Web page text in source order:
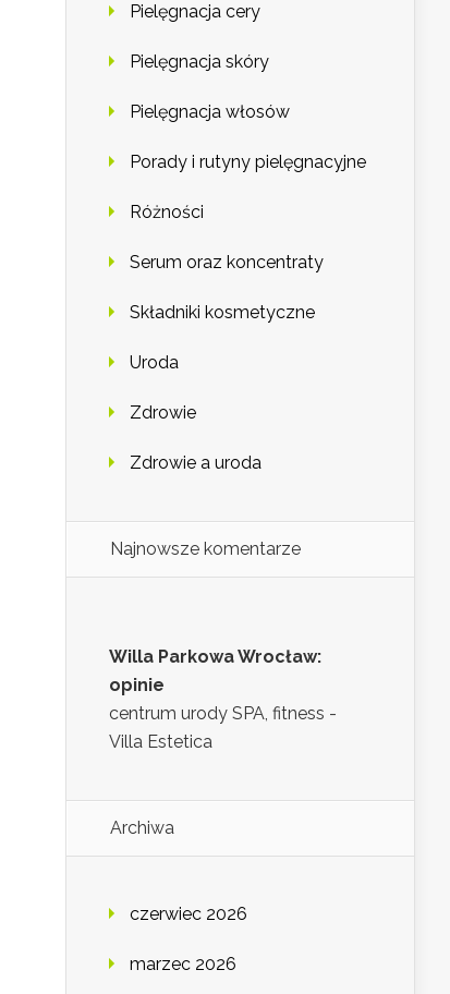
Pielęgnacja cery
Pielęgnacja skóry
Pielęgnacja włosów
Porady i rutyny pielęgnacyjne
Różności
Serum oraz koncentraty
Składniki kosmetyczne
Uroda
Zdrowie
Zdrowie a uroda
Najnowsze komentarze
Willa Parkowa Wrocław:
opinie
centrum urody SPA, fitness -
Villa Estetica
Archiwa
czerwiec 2026
marzec 2026